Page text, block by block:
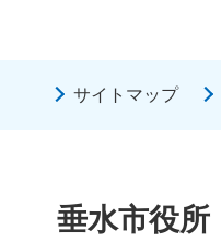
サイトマップ
垂水市役所